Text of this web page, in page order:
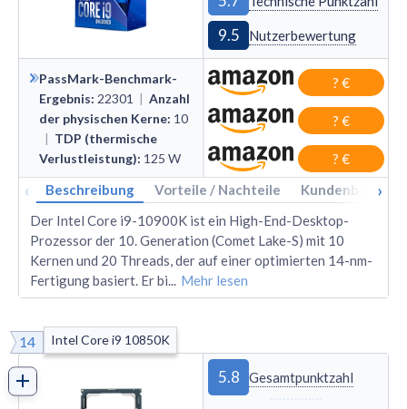
9.5 Nutzerbewertung
PassMark-Benchmark-
Ergebnis: 22301 | Anzahl
der physischen Kerne: 10
| TDP (thermische
Verlustleistung): 125 W
? €
? €
? €
‹ Beschreibung Vorteile / Nachteile ›
Der Intel Core i9-10900K ist ein High-End-Desktop-
Prozessor der 10. Generation (Comet Lake-S) mit 10
Kernen und 20 Threads, der auf einer optimierten 14-nm-
Fertigung basiert. Er bi... Mehr lesen
14 Intel Core i9 10850K
5.8 Gesamtpunktzahl